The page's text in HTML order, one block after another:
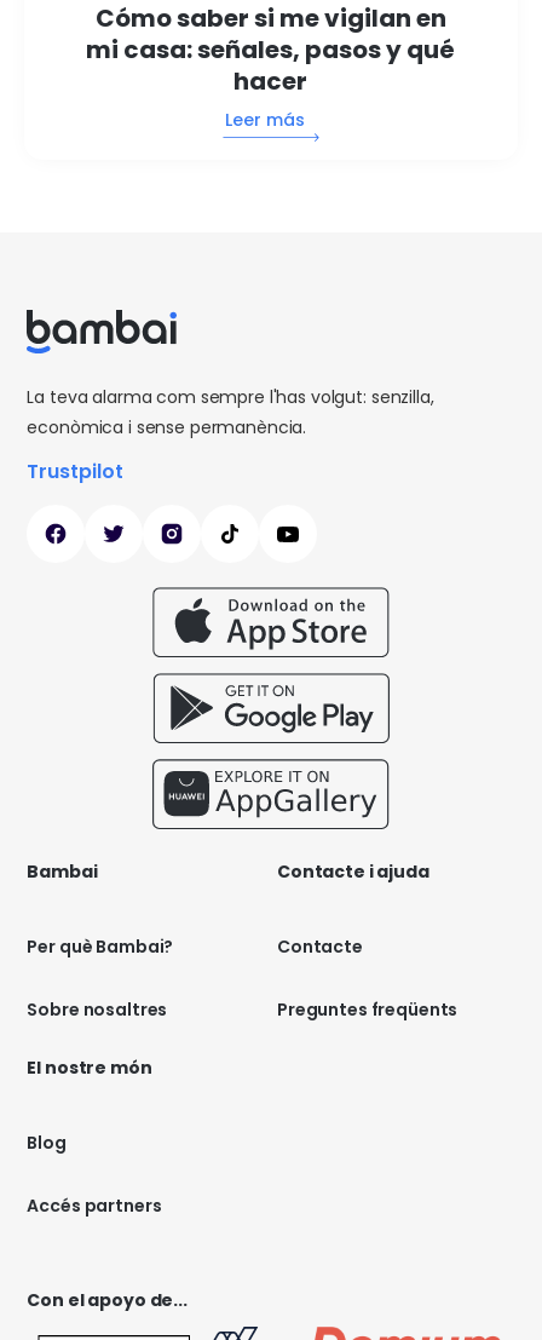
Cómo saber si me vigilan en
mi casa: señales, pasos y qué
hacer
Leer más
La teva alarma com sempre l'has volgut: senzilla,
econòmica i sense permanència.
Trustpilot
Bambai
Per què Bambai?
Sobre nosaltres
Contacte i ajuda
Contacte
Preguntes freqüents
El nostre món
Blog
Accés partners
Con el apoyo de...